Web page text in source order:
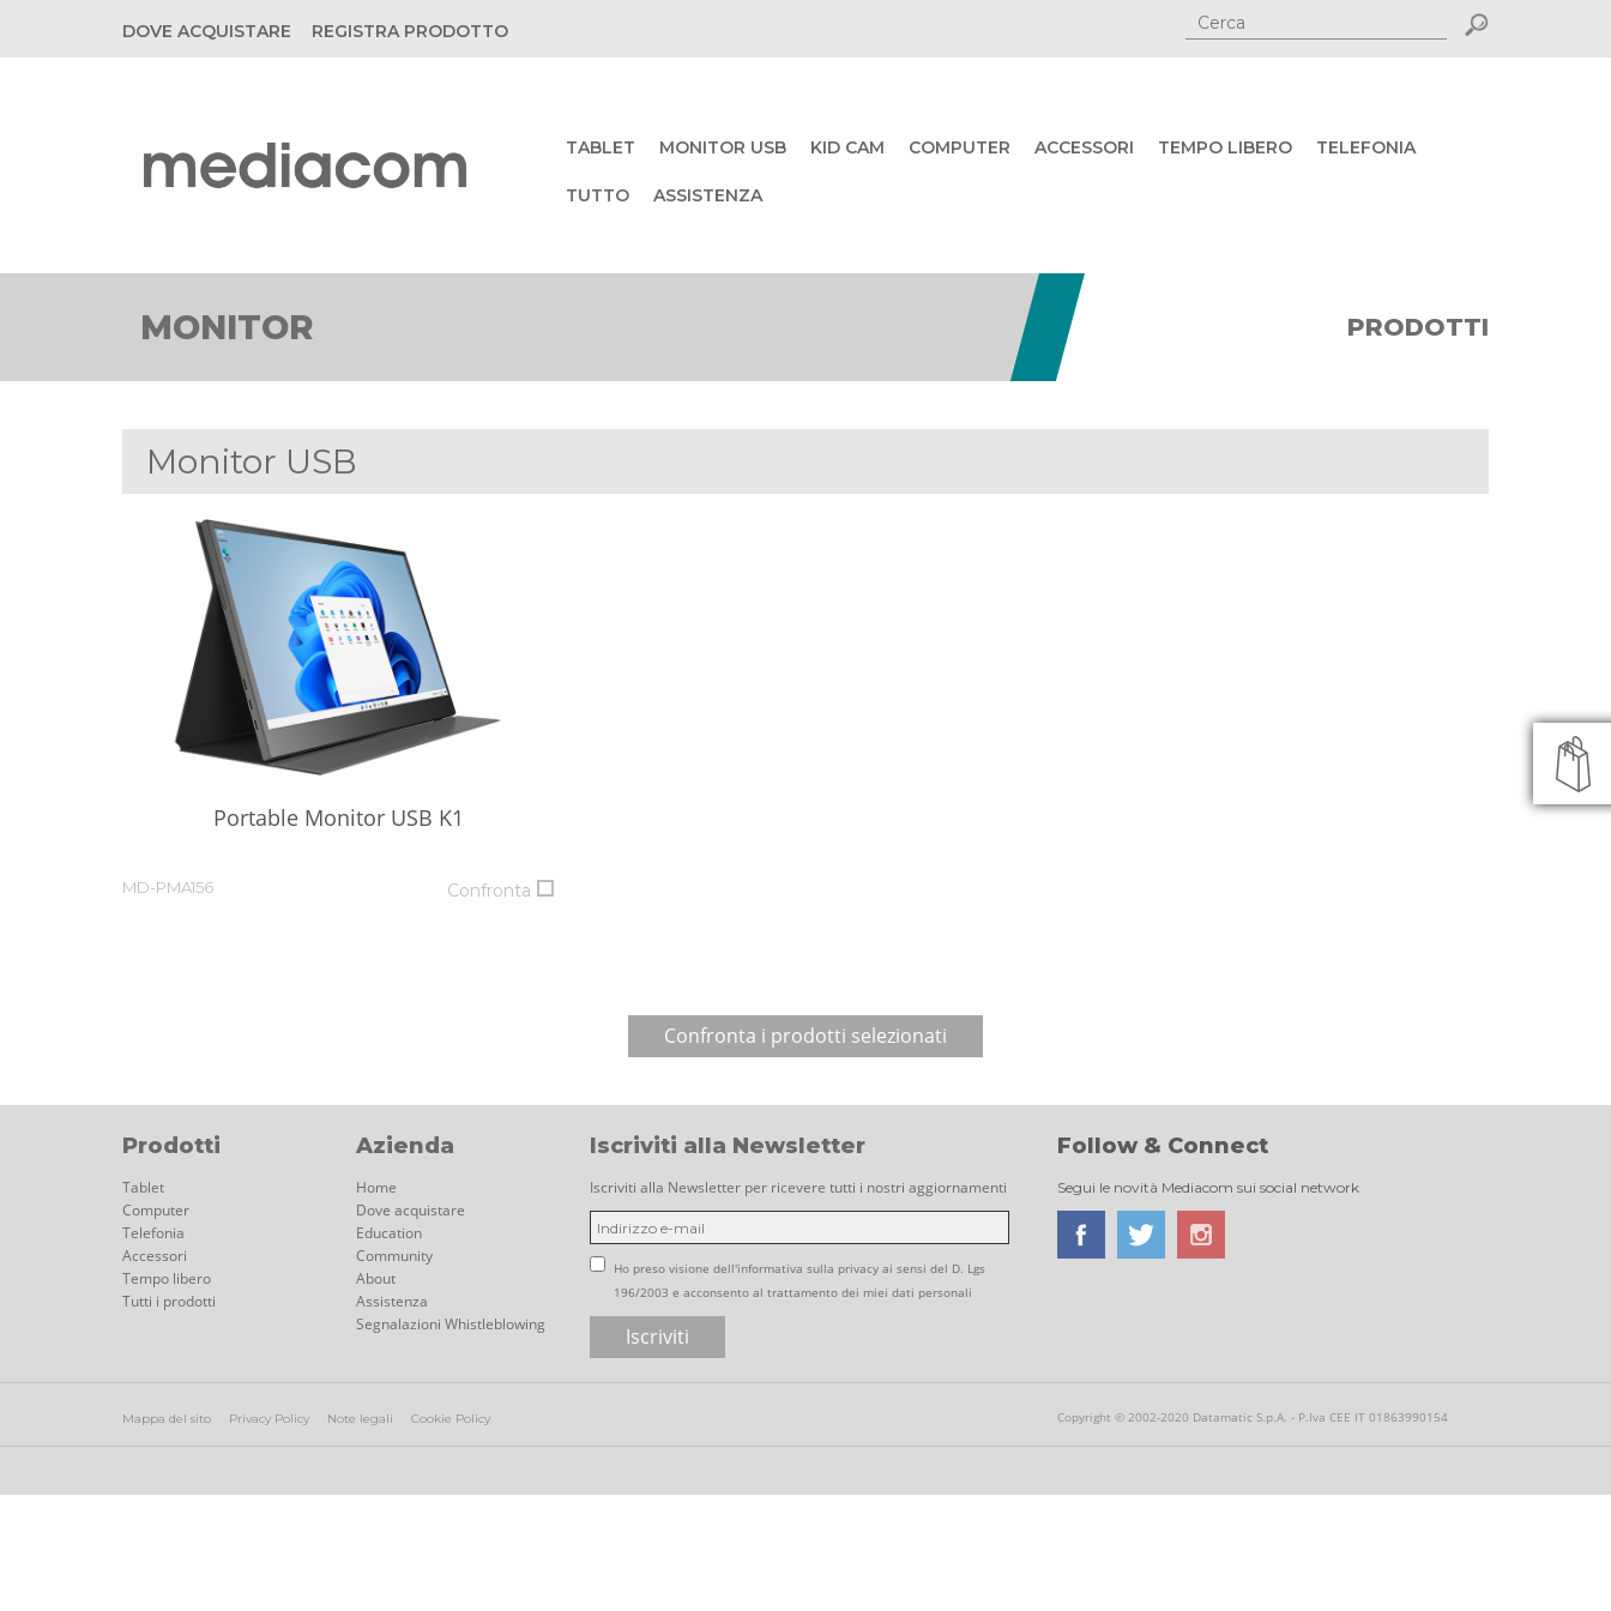
DOVE ACQUISTARE REGISTRA PRODOTTO
TABLET MONITOR USB KID CAM COMPUTER ACCESSORI TEMPO LIBERO TELEFONIA
TUTTO ASSISTENZA
MONITOR PRODOTTI
Monitor USB
Portable Monitor USB K1
MD-PMA156 Confronta
Prodotti
Tablet
Computer
Telefonia
Accessori
Tempo libero
Tutti i prodotti
Azienda
Home
Dove acquistare
Education
Community
About
Assistenza
Segnalazioni Whistleblowing
Iscriviti alla Newsletter
Iscriviti alla Newsletter per ricevere tutti i nostri aggiornamenti
Ho preso visione dell'informativa sulla privacy ai sensi del D. Lgs
196/2003 e acconsento al trattamento dei miei dati personali
Follow & Connect
Segui le novità Mediacom sui social network
Mappa del sito Privacy Policy Note legali Cookie Policy Copyright © 2002-2020 Datamatic S.p.A. - P.Iva CEE IT 01863990154